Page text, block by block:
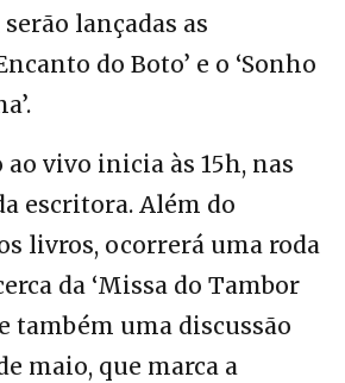
lançadas as
do Boto’ e o ‘Sonho
vivo inicia às 15h, nas
escritora. Além do
livros, ocorrerá uma roda
da ‘Missa do Tambor
também uma discussão
maio, que marca a